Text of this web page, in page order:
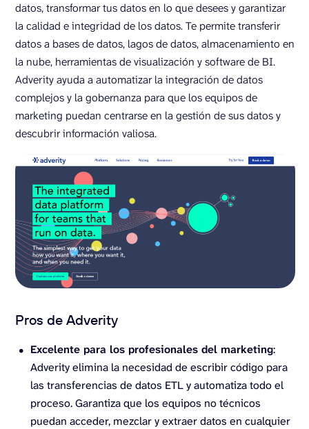
datos, transformar tus datos en lo que desees y garantizar
la calidad e integridad de los datos. Te permite transferir
datos a bases de datos, lagos de datos, almacenamiento en
la nube, herramientas de visualización y software de BI.
Adverity ayuda a automatizar la integración de datos
complejos y la gobernanza para que los equipos de
marketing puedan centrarse en la gestión de sus datos y
descubrir información valiosa.
Pros de Adverity
Excelente para los profesionales del marketing:
Adverity elimina la necesidad de escribir código para
las transferencias de datos ETL y automatiza todo el
proceso. Garantiza que los equipos no técnicos
puedan acceder, mezclar y extraer datos en cualquier